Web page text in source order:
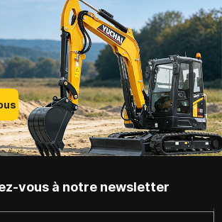
de
la
excavatrices de Yuchai
Equipment, cet article
explique la sélection des
attaches rapides, les
fonctions des accessoires
et les stratégies
d'adaptation aux tâches
pour maximiser l'efficacité
globale de l'équipement.
vous à notre newsletter